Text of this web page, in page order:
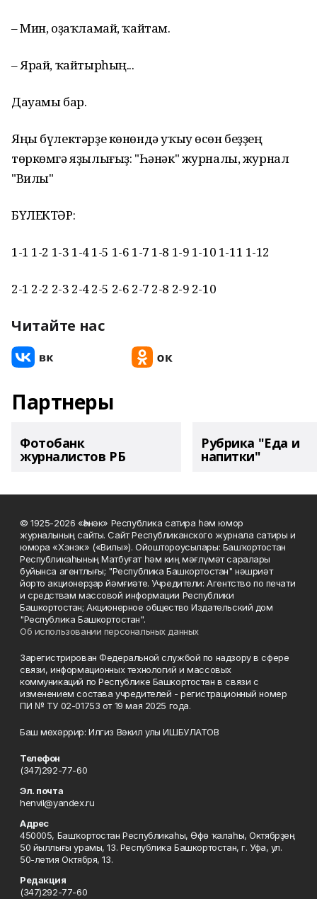
– Мин, оҙаҡламай, ҡайтам.
– Ярай, ҡайтырһың...
Дауамы бар.
Яңы бүлектәрҙе көнөндә уҡыу өсөн беҙҙең
төркөмгә яҙылығыҙ: "Һәнәк" журналы, журнал
"Вилы"
БҮЛЕКТӘР:
1-1 1-2 1-3 1-4 1-5 1-6 1-7 1-8 1-9 1-10 1-11 1-12
2-1 2-2 2-3 2-4 2-5 2-6 2-7 2-8 2-9 2-10
Читайте нас
Партнеры
Фотобанк
журналистов РБ
Рубрика "Еда и
напитки"
© 1925-2026 «Һәнәк» Республика сатира һәм юмор
журналының сайты. Сайт Республиканского журнала сатиры и
юмора «Хэнэк» («Вилы»). Ойоштороусылары: Башҡортостан
Республикаһының Матбуғат һәм киң мәғлүмәт саралары
буйынса агентлығы; "Республика Башкортостан" нәшриәт
йорто акционерҙар йәмғиәте. Учредители: Агентство по печати
и средствам массовой информации Республики
Башкортостан; Акционерное общество Издательский дом
"Республика Башкортостан".
Об использовании персональных данных
Зарегистрирован Федеральной службой по надзору в сфере
связи, информационных технологий и массовых
коммуникаций по Республике Башкортостан в связи с
изменением состава учредителей - регистрационный номер
ПИ № ТУ 02-01753 от 19 мая 2025 года.
Баш мөхәррир: Илгиз Вәкил улы ИШБУЛАТОВ
Телефон
(347)292-77-60
Эл. почта
henvil@yandex.ru
Адрес
450005, Башҡортостан Республикаһы, Өфө ҡалаһы, Октябрҙең
50 йыллығы урамы, 13. Республика Башкортостан, г. Уфа, ул.
50-летия Октября, 13.
Редакция
(347)292-77-60